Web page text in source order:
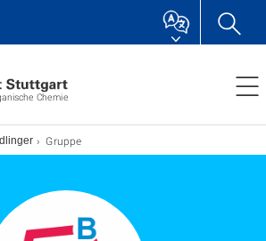
Chemie
Gruppe